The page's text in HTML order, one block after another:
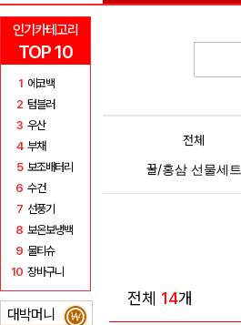
인기카테고리
TOP 10
1 에코백
2 텀블러
3 우산
4 부채
5 보조배터리
6 수건
7 선풍기
8 보온보냉백
9 물티슈
10 장바구니
대박머니 ₩
전체
꿀/홍삼 선물세트
전체 14개